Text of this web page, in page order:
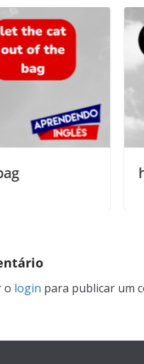
hit the sack
o login para publicar um